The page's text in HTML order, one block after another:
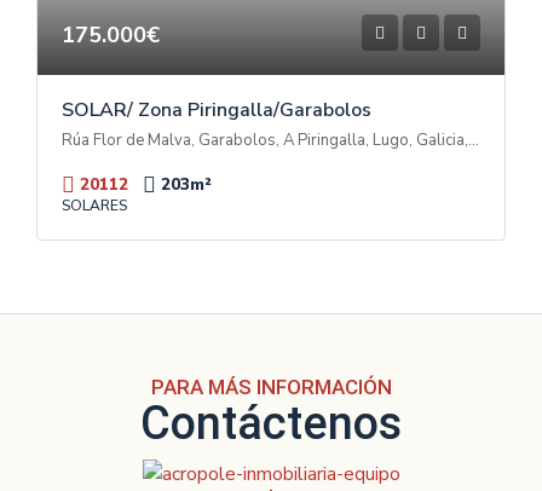
175.000€
SOLAR/ Zona Piringalla/Garabolos
Rúa Flor de Malva, Garabolos, A Piringalla, Lugo, Galicia, 27003, España
20112 203m²
SOLARES
PARA MÁS INFORMACIÓN
Contáctenos